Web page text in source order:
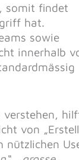
somit findet
hat.
sowie
innerhalb
verstehen,
von
nützlichen